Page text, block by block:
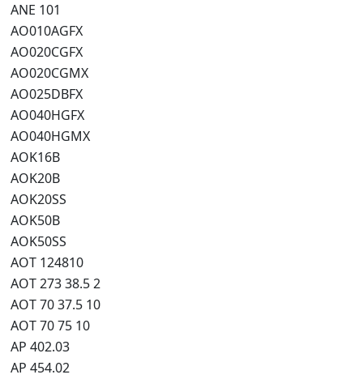
ANE 101
AO010AGFX
AO020CGFX
AO020CGMX
AO025DBFX
AO040HGFX
AO040HGMX
AOK16B
AOK20B
AOK20SS
AOK50B
AOK50SS
AOT 124810
AOT 273 38.5 2
AOT 70 37.5 10
AOT 70 75 10
AP 402.03
AP 454.02